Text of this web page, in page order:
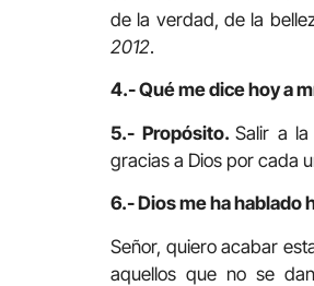
de la verdad, de la
2012.
4.- Qué me dice hoy a
5.- Propósito. Salir a
gracias a Dios por cada
6.- Dios me ha hablado
Señor, quiero acabar
aquellos que no se